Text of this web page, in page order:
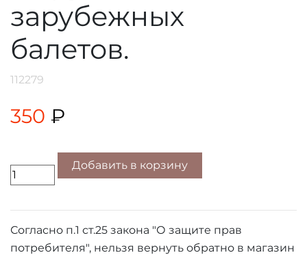
зарубежных
балетов.
112279
350 ₽
Добавить в корзину
Согласно п.1 ст.25 закона "О защите прав
потребителя", нельзя вернуть обратно в магазин